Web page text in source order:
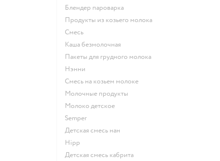
блендер пароварка
продукты из козьего молока
смесь
каша безмолочная
пакеты для грудного молока
нэнни
смесь на козьем молоке
молочные продукты
молоко детское
semper
детская смесь нан
hipp
детская смесь кабрита